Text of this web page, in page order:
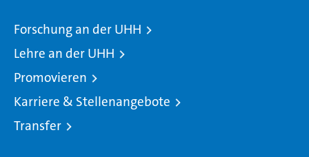
Forschung an der UHH
Lehre an der UHH
Promovieren
Karriere & Stellenangebote
Transfer